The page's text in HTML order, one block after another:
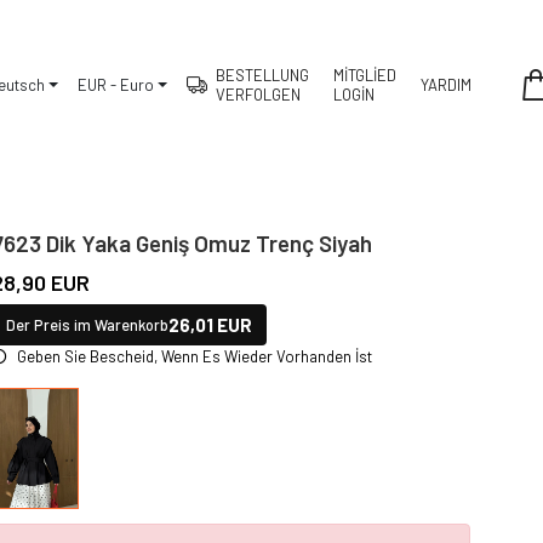
EUR - Euro
BESTELLUNG
VERFOLGEN
MİTGLİED
LOGİN
YARDIM
Dik Yaka Geniş Omuz Trenç Siyah
EUR
Der Preis im Warenkorb26,01 EUR
Geben Sie Bescheid, Wenn Es Wieder Vorhanden İst